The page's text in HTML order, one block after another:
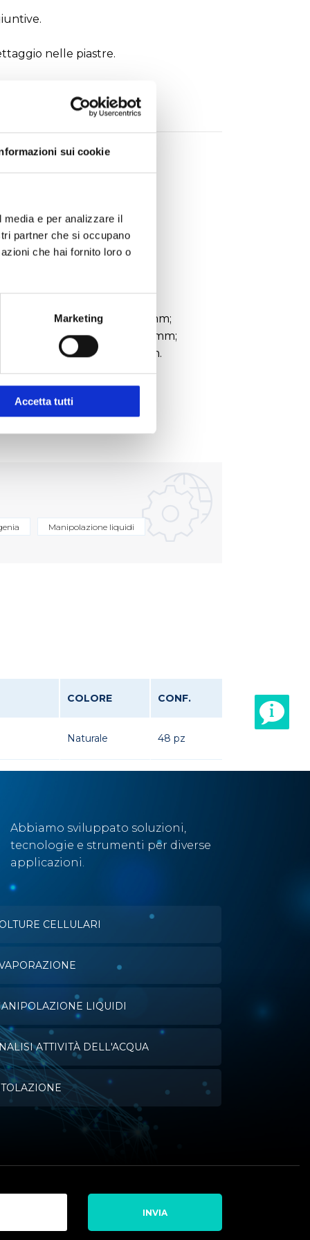
sui cookie
e per analizzare il
partner che si occupano
che hai fornito loro o
Marketing
Accetta tutti
nelle piastre.
(L) x 85,9 (L) x 10.3 (H) mm;
Box: 134,8 (W) x 92,8 (L) mm;
(L) x 103,6 (L) x 27,7 (H) mm.
Manipolazione liquidi
COLORE CONF.
Naturale 48 pz
Abbiamo sviluppato soluzioni,
tecnologie e strumenti per diverse
applicazioni.
CELLULARI
LIQUIDI
ATTIVITÀ DELL'ACQUA
INVIA